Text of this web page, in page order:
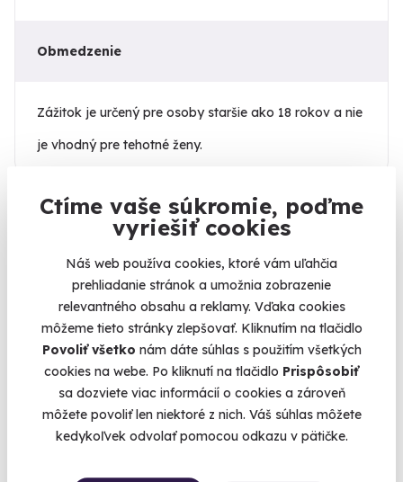
Ctíme vaše súkromie, poďme
vyriešiť cookies
Náš web používa cookies, ktoré vám uľahčia
prehliadanie stránok a umožnia zobrazenie
relevantného obsahu a reklamy. Vďaka cookies
môžeme tieto stránky zlepšovať. Kliknutím na tlačidlo
Povoliť všetko nám dáte súhlas s použitím všetkých
cookies na webe. Po kliknutí na tlačidlo Prispôsobiť
sa dozviete viac informácií o cookies a zároveň
môžete povoliť len niektoré z nich. Váš súhlas môžete
kedykoľvek odvolať pomocou odkazu v pätičke.
Obmedzenie
Zážitok je určený pre osoby staršie ako 18 rokov a nie
je vhodný pre tehotné ženy.
Kde sa zážitok odohráva
Brno (Brno-mesto)
Život sa ráta na zážitky
U nás ich máte na výber viac ako 100.
KATEGORIA